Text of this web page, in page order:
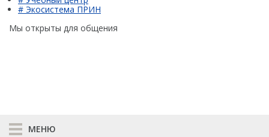
# Экосистема ПРИН
Мы открыты для общения
МЕНЮ